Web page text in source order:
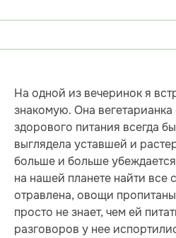
На одной из вечеринок я
знакомую. Она
здорового питания всегда
выглядела уставшей и
больше и больше
на нашей планете найти все
отравлена, овощи
просто не знает, чем ей
разговоров у нее